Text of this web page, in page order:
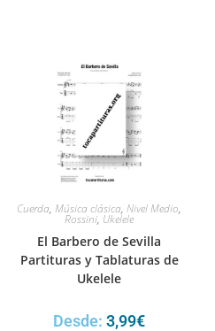
Cuerda, Música clásica, Nivel Medio,
Rossini, Ukelele
El Barbero de Sevilla
Partituras y Tablaturas de
Ukelele
Desde: 3,99€